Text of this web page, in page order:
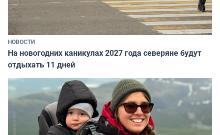
НОВОСТИ
На новогодних каникулах 2027 года северяне будут
отдыхать 11 дней